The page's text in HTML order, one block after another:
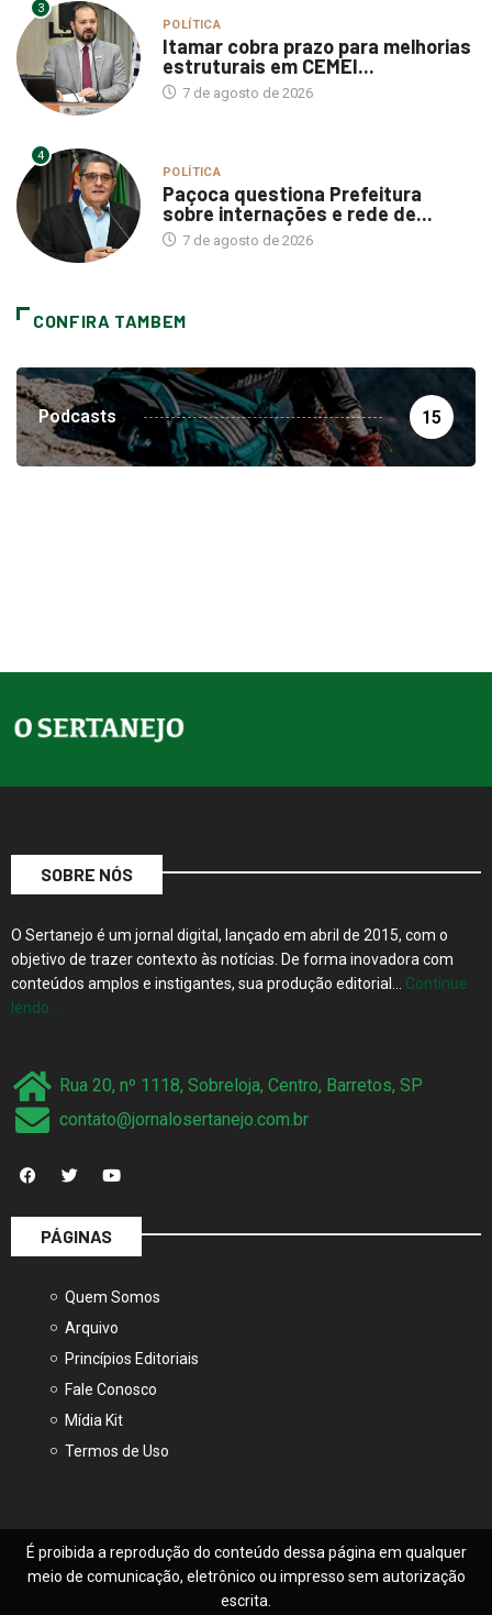
3
POLÍTICA
Itamar cobra prazo para melhorias
estruturais em CEMEI...
7 de agosto de 2026
4
POLÍTICA
Paçoca questiona Prefeitura
sobre internações e rede de...
7 de agosto de 2026
CONFIRA TAMBEM
Podcasts 15
SOBRE NÓS
O Sertanejo é um jornal digital, lançado em abril de 2015, com o
objetivo de trazer contexto às notícias. De forma inovadora com
conteúdos amplos e instigantes, sua produção editorial… Continue
lendo…
Rua 20, nº 1118, Sobreloja, Centro, Barretos, SP
contato@jornalosertanejo.com.br
PÁGINAS
Quem Somos
Arquivo
Princípios Editoriais
Fale Conosco
Mídia Kit
Termos de Uso
É proibida a reprodução do conteúdo dessa página em qualquer
meio de comunicação, eletrônico ou impresso sem autorização
escrita.